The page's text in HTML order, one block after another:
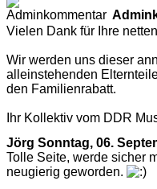
Vielen Dank für Ihre
Wir werden uns dieser
alleinstehenden
den Familienrabatt.
Ihr Kollektiv vom DDR
Jörg Sonntag, 06.
Tolle Seite, werde sicher
neugierig geworden.